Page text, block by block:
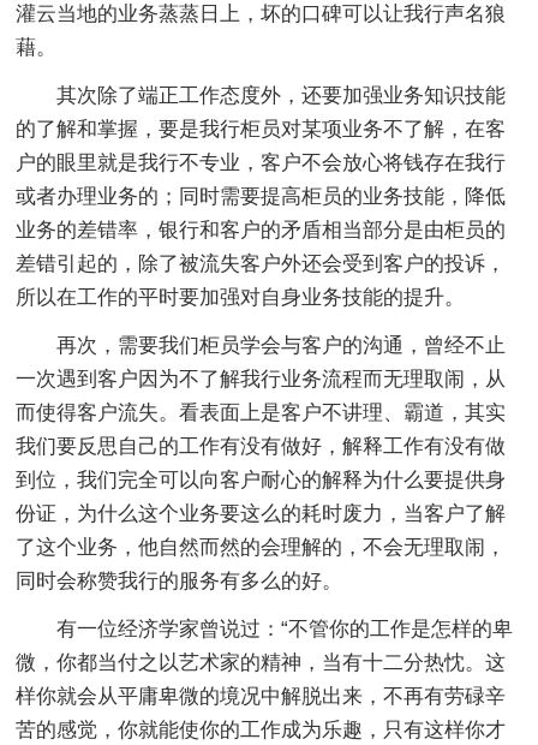
灌云当地的业务蒸蒸日上，坏的口碑可以让我行声名狼
藉。
其次除了端正工作态度外，还要加强业务知识技能
的了解和掌握，要是我行柜员对某项业务不了解，在客
户的眼里就是我行不专业，客户不会放心将钱存在我行
或者办理业务的；同时需要提高柜员的业务技能，降低
业务的差错率，银行和客户的矛盾相当部分是由柜员的
差错引起的，除了被流失客户外还会受到客户的投诉，
所以在工作的平时要加强对自身业务技能的提升。
再次，需要我们柜员学会与客户的沟通，曾经不止
一次遇到客户因为不了解我行业务流程而无理取闹，从
而使得客户流失。看表面上是客户不讲理、霸道，其实
我们要反思自己的工作有没有做好，解释工作有没有做
到位，我们完全可以向客户耐心的解释为什么要提供身
份证，为什么这个业务要这么的耗时废力，当客户了解
了这个业务，他自然而然的会理解的，不会无理取闹，
同时会称赞我行的服务有多么的好。
有一位经济学家曾说过：“不管你的工作是怎样的卑
微，你都当付之以艺术家的精神，当有十二分热忱。这
样你就会从平庸卑微的境况中解脱出来，不再有劳碌辛
苦的感觉，你就能使你的工作成为乐趣，只有这样你才